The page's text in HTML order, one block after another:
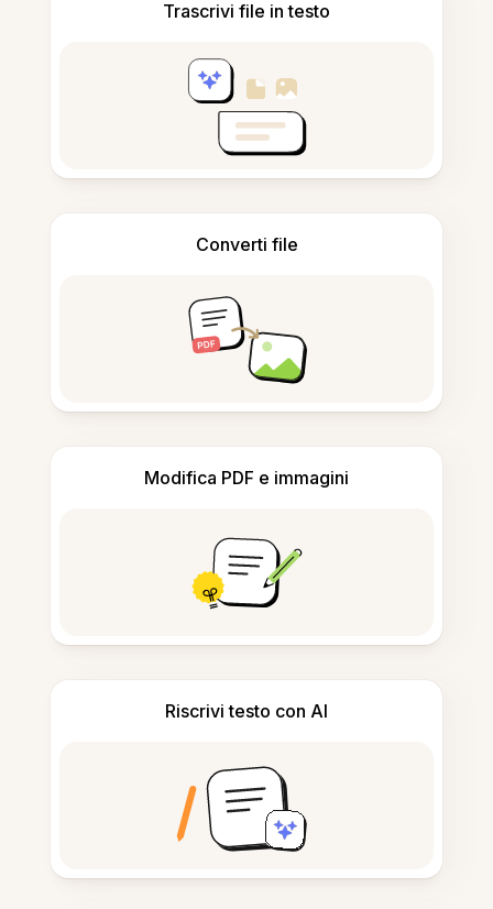
Trascrivi file in testo
Converti file
Modifica PDF e immagini
Riscrivi testo con AI